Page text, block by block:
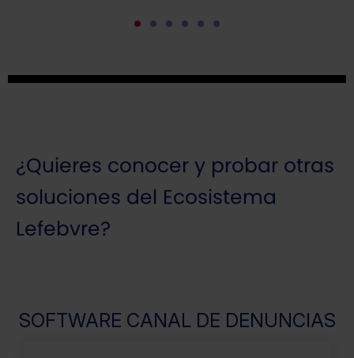
¿Quieres conocer y probar otras
soluciones del Ecosistema
Lefebvre?
SOFTWARE CANAL DE DENUNCIAS